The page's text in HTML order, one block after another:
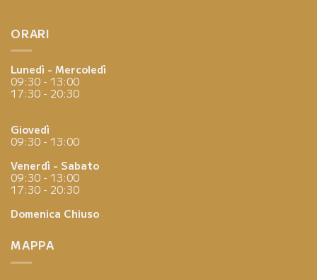
ORARI
Lunedì - Mercoledì
09:30 - 13:00
17:30 - 20:30
Giovedì
09:30 - 13:00
Venerdì - Sabato
09:30 - 13:00
17:30 - 20:30
Domenica Chiuso
MAPPA